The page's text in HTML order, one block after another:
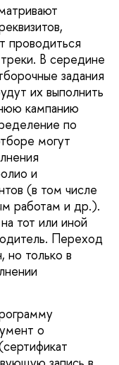
проводиться
В середине
задания
их выполнить
кампанию
по
могут
и
(в том числе
работам и др.).
тот или иной
Переход
только в
о